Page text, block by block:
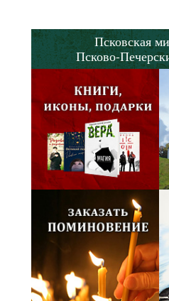
Псковская
Псково-